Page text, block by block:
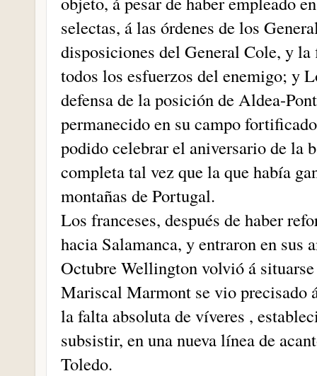
selectas, á las órdenes de los
disposiciones del General Cole, y
todos los esfuerzos del enemigo; y
defensa de la posición de Aldea-
permanecido en su campo
podido celebrar el aniversario de la
completa tal vez que la que había
montañas de Portugal.
Los franceses, después de haber
hacia Salamanca, y entraron en sus
Octubre Wellington volvió á
Mariscal Marmont se vio precisado
la falta absoluta de víveres ,
subsistir, en una nueva línea de
Toledo.